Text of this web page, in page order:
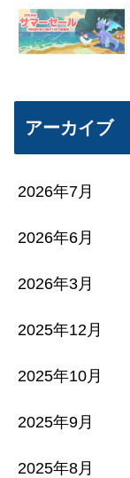
アーカイブ
2026年7月
2026年6月
2026年3月
2025年12月
2025年10月
2025年9月
2025年8月